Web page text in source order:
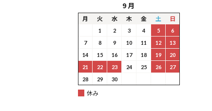
9月
月 火 水 木 金 土 日
1 2 3 4 5
6
7
8 9 10 11 12
13
14
15 16 17 18 19
20
21
22 23 24 25 26
27
28
29 30
休み